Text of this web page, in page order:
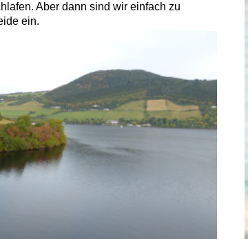
Aber dann sind wir einfach zu
ein.